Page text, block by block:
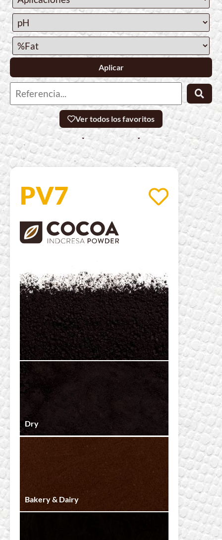
Aplicar
Ver todos los favoritos
PV7
Dry
Bakery & Dairy
PV7
Alcalinizado negro
Series
B
Cacaos en polvo con una alcalinización negra de
elevado rendimiento de color y un perfil de sabor
«black» singular con notas limpias y controladas.
Aplicaciones Principales
Datos Técnicos
pH
8.8
Color
Intensidad
Dry